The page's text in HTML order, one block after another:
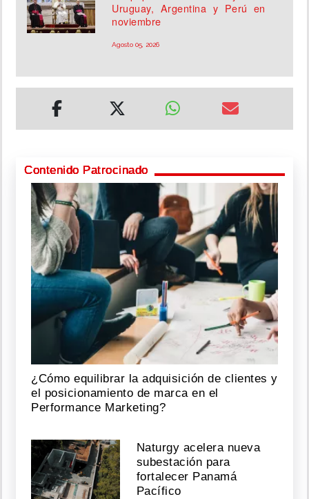
Uruguay, Argentina y Perú en
noviembre
Agosto 05, 2026
Contenido Patrocinado
¿Cómo equilibrar la adquisición de clientes y
el posicionamiento de marca en el
Performance Marketing?
Naturgy acelera nueva
subestación para
fortalecer Panamá
Pacífico